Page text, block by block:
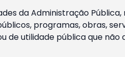
da Administração Pública,
programas, obras,
de utilidade pública que não